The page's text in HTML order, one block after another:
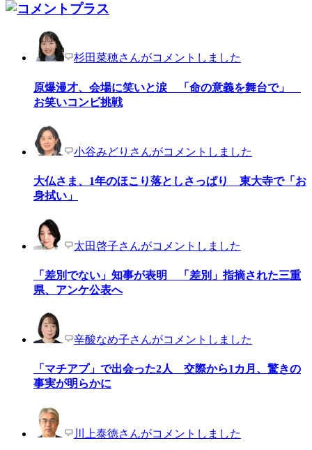
杉田菜穂さんがコメントしました
原爆漫才、会場に笑いと涙 「命の意義を舞台で」
お笑いコンビ挑戦
小谷みどりさんがコメントしました
大仏さま、1年のほこり落としさっぱり 東大寺で「お
身拭い」
太田啓子さんがコメントしました
「差別でない」知事が表明 「差別」指摘された三重
県、アンケ公表へ
辛酸なめ子さんがコメントしました
「マチアプ」で出会った2人 交際から1カ月、驚きの
事実が明らかに
川上泰徳さんがコメントしました